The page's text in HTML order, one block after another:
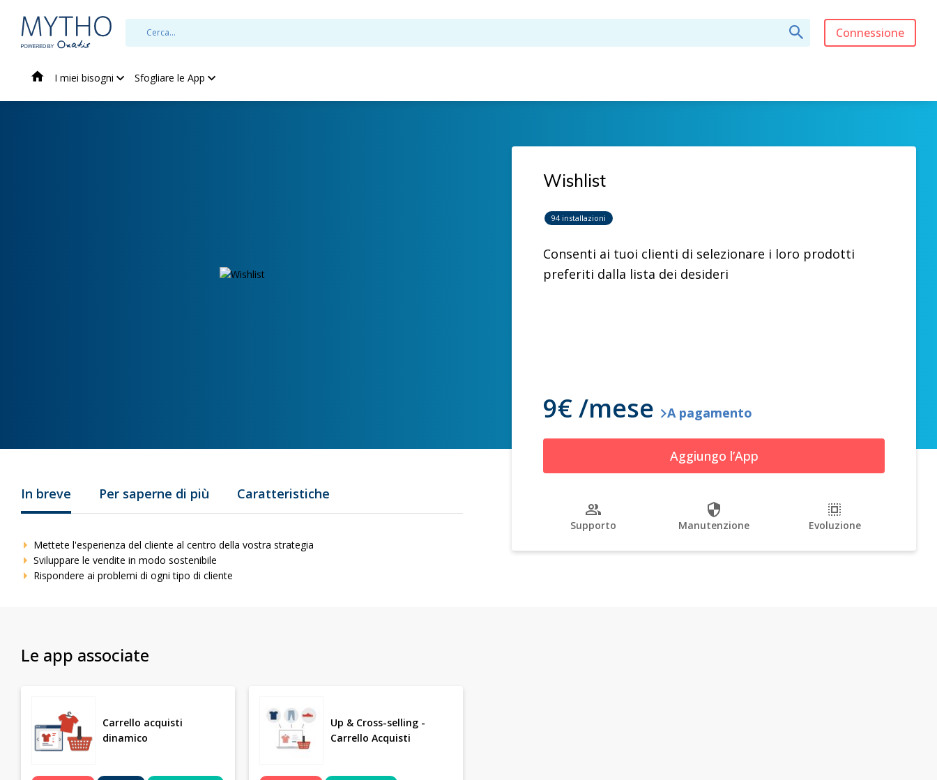
Connessione
I miei bisogni Sfogliare le App
Wishlist
94 installazioni
Consenti ai tuoi clienti di selezionare i loro prodotti
preferiti dalla lista dei desideri
9€ /mese A pagamento
Aggiungo l’App
Supporto Manutenzione Evoluzione
In breve Per saperne di più Caratteristiche
Mettete l'esperienza del cliente al centro della vostra strategia
Sviluppare le vendite in modo sostenibile
Rispondere ai problemi di ogni tipo di cliente
Le app associate
Carrello acquisti
dinamico
Up & Cross-selling -
Carrello Acquisti